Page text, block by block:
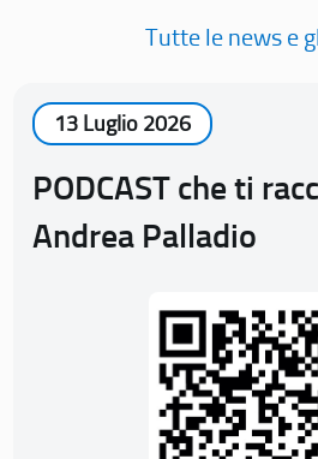
Tutte le news e
13 Luglio 2026
PODCAST che ti
Andrea Palladio